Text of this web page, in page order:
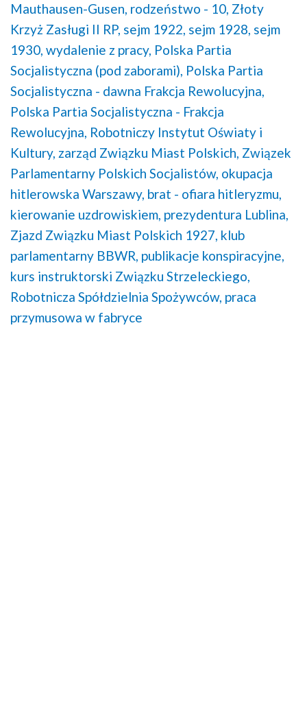
Mauthausen-Gusen, rodzeństwo - 10, Złoty
Krzyż Zasługi II RP, sejm 1922, sejm 1928, sejm
1930, wydalenie z pracy, Polska Partia
Socjalistyczna (pod zaborami), Polska Partia
Socjalistyczna - dawna Frakcja Rewolucyjna,
Polska Partia Socjalistyczna - Frakcja
Rewolucyjna, Robotniczy Instytut Oświaty i
Kultury, zarząd Związku Miast Polskich, Związek
Parlamentarny Polskich Socjalistów, okupacja
hitlerowska Warszawy, brat - ofiara hitleryzmu,
kierowanie uzdrowiskiem, prezydentura Lublina,
Zjazd Związku Miast Polskich 1927, klub
parlamentarny BBWR, publikacje konspiracyjne,
kurs instruktorski Związku Strzeleckiego,
Robotnicza Spółdzielnia Spożywców, praca
przymusowa w fabryce